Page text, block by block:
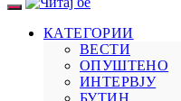
КАТЕГОРИИ
ВЕСТИ
ОПУШТЕНО
ИНТЕРВЈУ
БУТИН